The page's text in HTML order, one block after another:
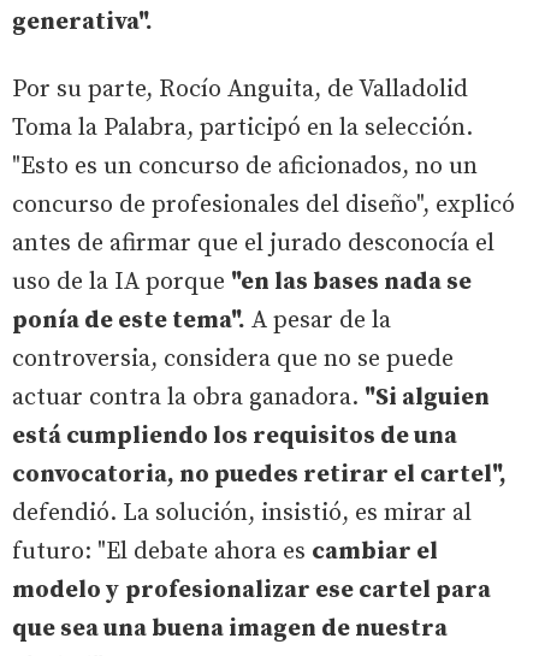
generativa".
Por su parte, Rocío Anguita, de Valladolid
Toma la Palabra, participó en la selección.
"Esto es un concurso de aficionados, no un
concurso de profesionales del diseño", explicó
antes de afirmar que el jurado desconocía el
uso de la IA porque "en las bases nada se
ponía de este tema". A pesar de la
controversia, considera que no se puede
actuar contra la obra ganadora. "Si alguien
está cumpliendo los requisitos de una
convocatoria, no puedes retirar el cartel",
defendió. La solución, insistió, es mirar al
futuro: "El debate ahora es cambiar el
modelo y profesionalizar ese cartel para
que sea una buena imagen de nuestra